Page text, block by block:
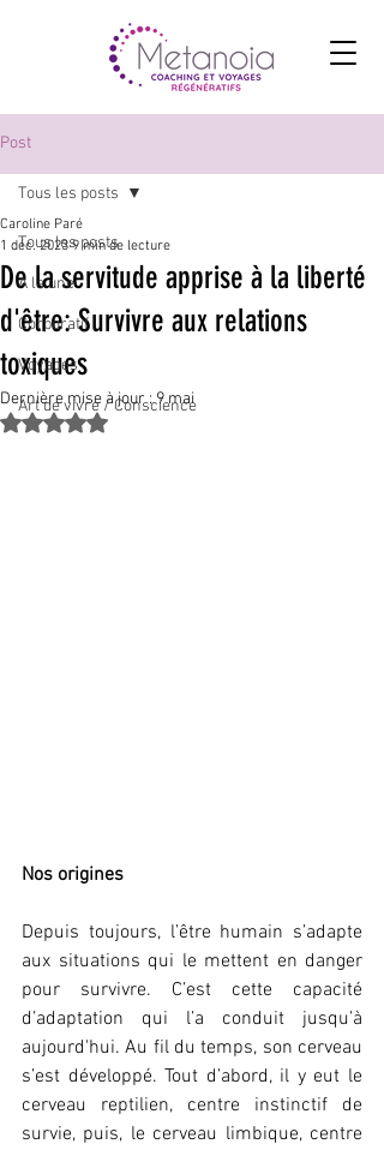
Post
Tous les posts
A la une
Corporatif
Voyages
Art de vivre / Conscience
Tous les posts
De la servitude apprise à la liberté
d'être: Survivre aux relations
toxiques
Caroline Paré
1 déc. 2023 9 min de lecture
Dernière mise à jour :9 mai
Noté NaN étoiles sur 5.
Nos origines
Depuis toujours, l’être humain s’adapte
aux situations qui le mettent en danger
pour survivre. C’est cette capacité
d’adaptation qui l’a conduit jusqu’à
aujourd'hui. Au fil du temps, son cerveau
s’est développé. Tout d’abord, il y eut le
cerveau reptilien, centre instinctif de
survie, puis, le cerveau limbique, centre